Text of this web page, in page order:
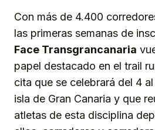
Con más de 4.400
las primeras semanas de
Face Transgrancanaria
papel destacado en el trail
cita que se celebrará del 4
isla de Gran Canaria y que
atletas de esta disciplina